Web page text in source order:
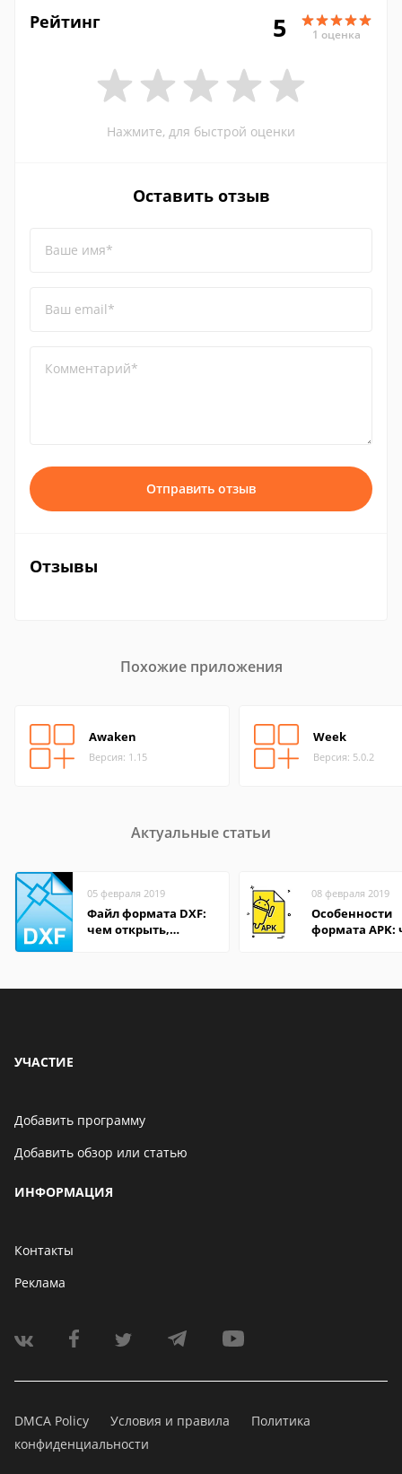
Рейтинг 5 1 оценка
Нажмите, для быстрой оценки
Оставить отзыв
Ваше имя*
Ваш email*
Комментарий*
Отправить отзыв
Отзывы
Похожие приложения
Awaken
Версия: 1.15
Week
Версия: 5.0.2
Актуальные статьи
05 февраля 2019
Файл формата DXF:
чем открыть,
08 февраля 2019
Особенности
формата APK:
УЧАСТИЕ
Добавить программу
Добавить обзор или статью
ИНФОРМАЦИЯ
Контакты
Реклама
DMCA Policy Условия и правила
Политика
конфиденциальности